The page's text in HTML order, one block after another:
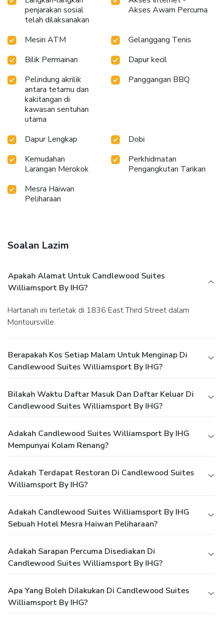
penjarakan sosial
telah dilaksanakan
Akses Awam Percuma
Mesin ATM
Gelanggang Tenis
Bilik Permainan
Dapur kecil
Pelindung akrilik
antara tetamu dan
kakitangan di
kawasan sentuhan
utama
Panggangan BBQ
Dapur Lengkap
Dobi
Kemudahan
Larangan Merokok
Perkhidmatan
Pengangkutan Tarikan
Mesra Haiwan
Peliharaan
Soalan Lazim
Apakah Alamat Untuk Candlewood Suites
Williamsport By IHG?
Hartanah ini terletak di 1836 East Third Street dalam
Montoursville.
Berapakah Kos Setiap Malam Untuk Menginap Di
Candlewood Suites Williamsport By IHG?
Bilakah Waktu Daftar Masuk Dan Daftar Keluar Di
Candlewood Suites Williamsport By IHG?
Adakah Candlewood Suites Williamsport By IHG
Mempunyai Kolam Renang?
Adakah Terdapat Restoran Di Candlewood Suites
Williamsport By IHG?
Adakah Candlewood Suites Williamsport By IHG
Sebuah Hotel Mesra Haiwan Peliharaan?
Adakah Sarapan Percuma Disediakan Di
Candlewood Suites Williamsport By IHG?
Apa Yang Boleh Dilakukan Di Candlewood Suites
Williamsport By IHG?